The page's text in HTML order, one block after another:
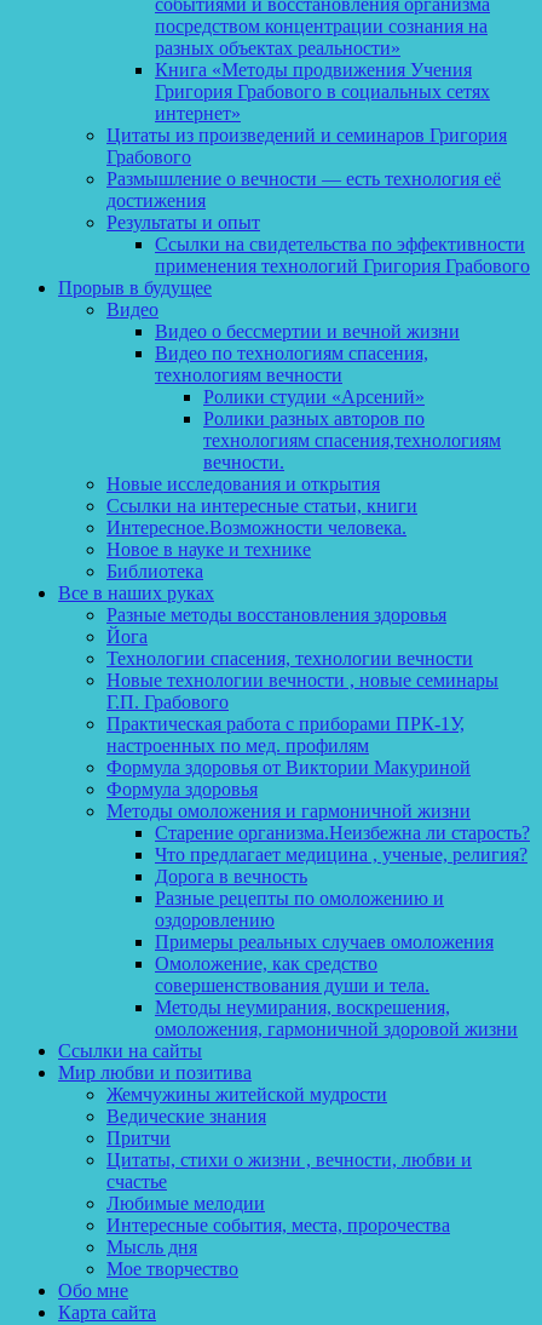
событиями и восстановления организма
посредством концентрации сознания на
разных объектах реальности»
Книга «Методы продвижения Учения
Григория Грабового в социальных сетях
интернет»
Цитаты из произведений и семинаров Григория
Грабового
Размышление о вечности — есть технология её
достижения
Результаты и опыт
Ссылки на свидетельства по эффективности
применения технологий Григория Грабового
Прорыв в будущее
Видео
Видео о бессмертии и вечной жизни
Видео по технологиям спасения,
технологиям вечности
Ролики студии «Арсений»
Ролики разных авторов по
технологиям спасения,технологиям
вечности.
Новые исследования и открытия
Ссылки на интересные статьи, книги
Интересное.Возможности человека.
Новое в науке и технике
Библиотека
Все в наших руках
Разные методы восстановления здоровья
Йога
Технологии спасения, технологии вечности
Новые технологии вечности , новые семинары
Г.П. Грабового
Практическая работа с приборами ПРК-1У,
настроенных по мед. профилям
Формула здоровья от Виктории Макуриной
Формула здоровья
Методы омоложения и гармоничной жизни
Старение организма.Неизбежна ли старость?
Что предлагает медицина , ученые, религия?
Дорога в вечность
Разные рецепты по омоложению и
оздоровлению
Примеры реальных случаев омоложения
Омоложение, как средство
совершенствования души и тела.
Методы неумирания, воскрешения,
омоложения, гармоничной здоровой жизни
Ссылки на сайты
Мир любви и позитива
Жемчужины житейской мудрости
Ведические знания
Притчи
Цитаты, стихи о жизни , вечности, любви и
счастье
Любимые мелодии
Интересные события, места, пророчества
Мысль дня
Мое творчество
Обо мне
Карта сайта